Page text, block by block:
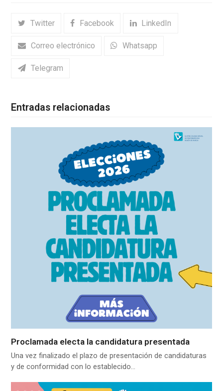
Twitter Facebook LinkedIn
Correo electrónico Whatsapp
Telegram
Entradas relacionadas
Proclamada electa la candidatura presentada
Una vez finalizado el plazo de presentación de candidaturas
y de conformidad con lo establecido…